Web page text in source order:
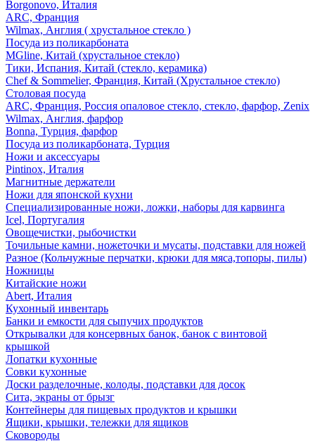
Borgonovo, Италия
ARC, Франция
Wilmax, Англия ( хрустальное стекло )
Посуда из поликарбоната
MGline, Китай (хрустальное стекло)
Тики, Испания, Китай (стекло, керамика)
Chef & Sommelier, Франция, Китай (Хрустальное стекло)
Столовая посуда
ARC, Франция, Россия опаловое стекло, стекло, фарфор, Zenix
Wilmax, Англия, фарфор
Bonna, Турция, фарфор
Посуда из поликарбоната, Турция
Ножи и аксессуары
Pintinox, Италия
Магнитные держатели
Ножи для японской кухни
Специализированные ножи, ложки, наборы для карвинга
Icel, Португалия
Овощечистки, рыбочистки
Точильные камни, ножеточки и мусаты, подставки для ножей
Разное (Кольчужные перчатки, крюки для мяса,топоры, пилы)
Ножницы
Китайские ножи
Abert, Италия
Кухонный инвентарь
Банки и емкости для сыпучих продуктов
Открывалки для консервных банок, банок с винтовой
крышкой
Лопатки кухонные
Совки кухонные
Доски разделочные, колоды, подставки для досок
Сита, экраны от брызг
Контейнеры для пищевых продуктов и крышки
Ящики, крышки, тележки для ящиков
Сковороды